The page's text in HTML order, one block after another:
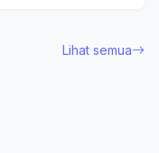
Lihat semua